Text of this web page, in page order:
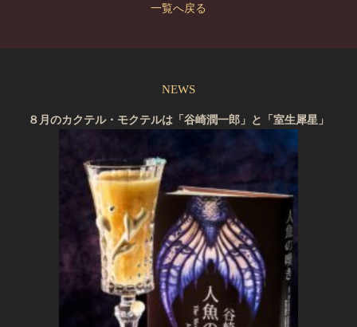
一覧へ戻る
NEWS
８月のカクテル・モクテルは「谷崎潤一郎」と「室生犀星」